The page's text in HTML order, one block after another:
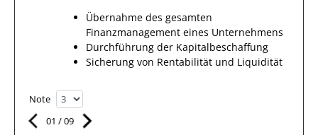
Übernahme des gesamten
Finanzmanagement eines Unternehmens
Durchführung der Kapitalbeschaffung
Sicherung von Rentabilität und Liquidität
Note
01 /09